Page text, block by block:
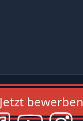
Jetzt bewerben